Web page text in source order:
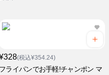
(税込¥354.24)
フライパンでお手軽!チャンポン マ